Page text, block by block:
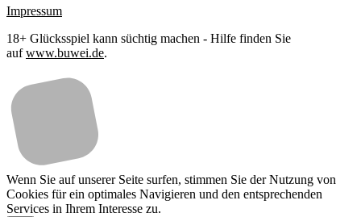
Impressum
18+ Glücksspiel kann süchtig machen - Hilfe finden Sie
aufwww.buwei.de.
Wenn Sie auf unserer Seite surfen, stimmen Sie der Nutzung von
Cookies für ein optimales Navigieren und den entsprechenden
Services in Ihrem Interesse zu.